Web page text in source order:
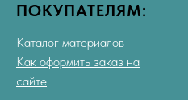
ПОКУПАТЕЛЯМ:
Каталог материалов
Как оформить заказ на
сайте